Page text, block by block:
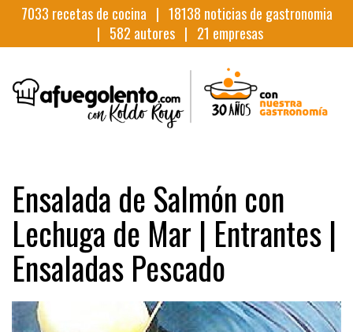
7033 recetas de cocina | 18138 noticias de gastronomia
| 582 autores | 21 empresas
Ensalada de Salmón con
Lechuga de Mar | Entrantes |
Ensaladas Pescado